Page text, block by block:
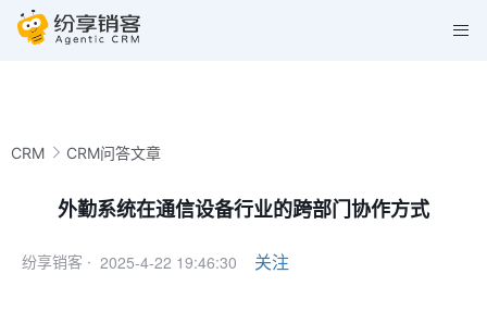
CRM CRM问答文章
外勤系统在通信设备行业的跨部门协作方式
纷享销客 · 2025-4-22 19:46:30 关注